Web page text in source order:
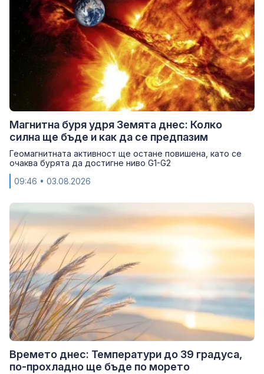
Магнитна буря удря Земята днес: Колко
силна ще бъде и как да се предпазим
Геомагнитната активност ще остане повишена, като се
очаква бурята да достигне ниво G1-G2
09:46 • 03.08.2026
Времето днес: Температури до 39 градуса,
по-прохладно ще бъде по морето